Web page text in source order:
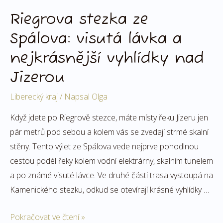
Riegrova stezka ze
Spálova: visutá lávka a
nejkrásnější vyhlídky nad
Jizerou
Liberecký kraj/ Napsal Olga
Když jdete po Riegrově stezce, máte místy řeku Jizeru jen
pár metrů pod sebou a kolem vás se zvedají strmé skalní
stěny. Tento výlet ze Spálova vede nejprve pohodlnou
cestou podél řeky kolem vodní elektrárny, skalním tunelem
a po známé visuté lávce. Ve druhé části trasa vystoupá na
Kamenického stezku, odkud se otevírají krásné vyhlídky …
Pokračovat ve čtení »